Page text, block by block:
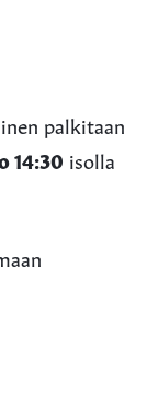
palkitaan
14:30 isolla